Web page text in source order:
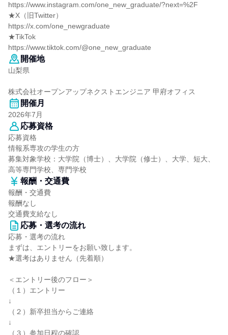
https://www.instagram.com/one_new_graduate/?next=%2F
★X（旧Twitter）
https://x.com/one_newgraduate
★TikTok
https://www.tiktok.com/@one_new_graduate
開催地
山梨県
株式会社オープンアップネクストエンジニア 甲府オフィス
開催月
2026年7月
応募資格
応募資格
情報系専攻の学生の方
募集対象学校：大学院（博士）、大学院（修士）、大学、短大、
高等専門学校、専門学校
報酬・交通費
報酬・交通費
報酬なし
交通費支給なし
応募・選考の流れ
応募・選考の流れ
まずは、エントリーをお願い致します。
★選考はありません（先着順）
＜エントリー後のフロー＞
（１）エントリー
↓
（２）新卒担当からご連絡
↓
（３）参加日程の確認